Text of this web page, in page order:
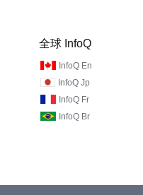
全球 InfoQ
InfoQ En
InfoQ Jp
InfoQ Fr
InfoQ Br